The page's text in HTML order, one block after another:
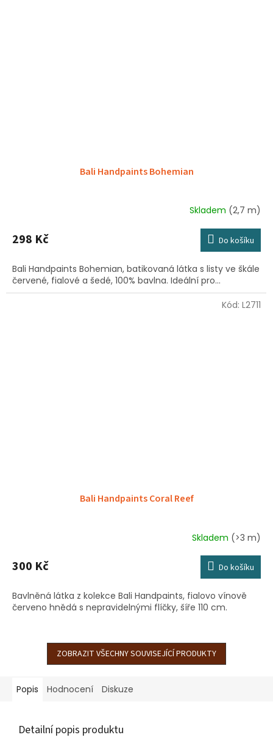
Bali Handpaints Bohemian
Skladem (2,7 m)
298 Kč Do košíku
Bali Handpaints Bohemian, batikovaná látka s listy ve škále
červené, fialové a šedé, 100% bavlna. Ideální pro...
Bali Handpaints Coral Reef
Skladem (>3 m)
300 Kč Do košíku
Bavlněná látka z kolekce Bali Handpaints, fialovo vínově
červeno hnědá s nepravidelnými flíčky, šíře 110 cm.
Kód: L2711
ZOBRAZIT VŠECHNY SOUVISEJÍCÍ PRODUKTY
Popis Hodnocení Diskuze
Detailní popis produktu